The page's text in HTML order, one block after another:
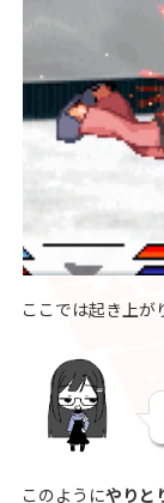
ここでは起き上が
このようにやりと